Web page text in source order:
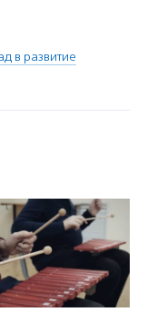
в развитие